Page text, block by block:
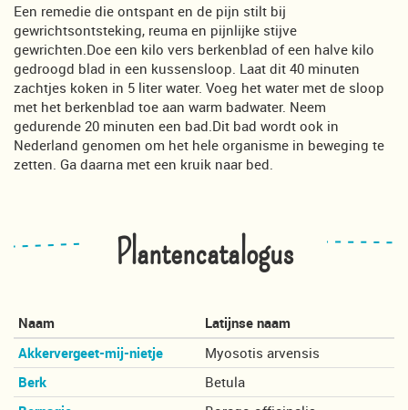
Een remedie die ontspant en de pijn stilt bij
gewrichtsontsteking, reuma en pijnlijke stijve
gewrichten.Doe een kilo vers berkenblad of een halve kilo
gedroogd blad in een kussensloop. Laat dit 40 minuten
zachtjes koken in 5 liter water. Voeg het water met de sloop
met het berkenblad toe aan warm badwater. Neem
gedurende 20 minuten een bad.Dit bad wordt ook in
Nederland genomen om het hele organisme in beweging te
zetten. Ga daarna met een kruik naar bed.
Plantencatalogus
Naam
Latijnse naam
Akkervergeet-mij-nietje
Myosotis arvensis
Berk
Betula